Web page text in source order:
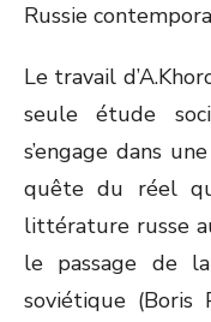
Russie
Le travail
seule étude
s’engage dans
quête du réel
littérature russe
le passage de
soviétique (Boris